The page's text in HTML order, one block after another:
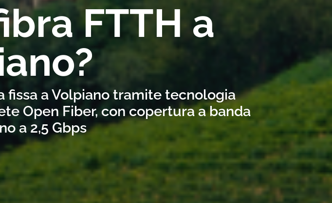
FTTH a
fissa a Volpiano tramite tecnologia
Open Fiber, con copertura a banda
a 2,5 Gbps